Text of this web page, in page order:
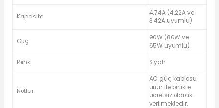
Kapasite
4.74A (4.22A ve
3.42A uyumlu)
Güç
90W (80W ve
65W uyumlu)
Renk Siyah
Notlar
AC güç kablosu
ürün ile birlikte
ücretsiz olarak
verilmektedir.